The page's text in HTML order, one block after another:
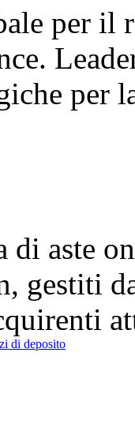
per il
per
di aste
gestiti
di deposito